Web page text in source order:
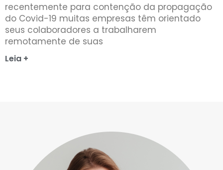
recentemente para contenção da propagação
do Covid-19 muitas empresas têm orientado
seus colaboradores a trabalharem
remotamente de suas
Leia +